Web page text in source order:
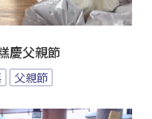
慶父親節
父親節